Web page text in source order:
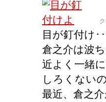
目が釘付け･
倉之介は波
近よく一緒
しろくない
最近、倉之